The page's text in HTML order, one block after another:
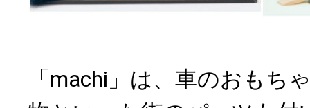
「machi」は、車のおもち